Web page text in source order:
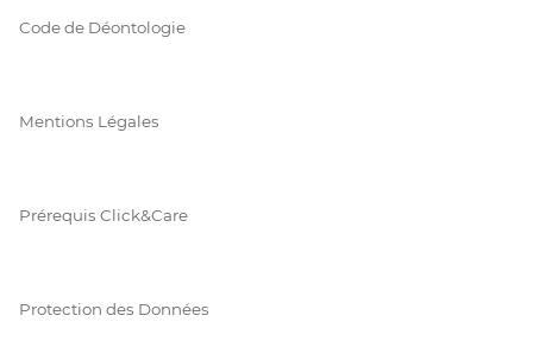
Code de Déontologie
Mentions Légales
Prérequis Click&Care
Protection des Données